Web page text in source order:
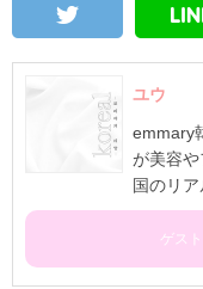
ユウ
emmary
が美容
国のリ
ゲス